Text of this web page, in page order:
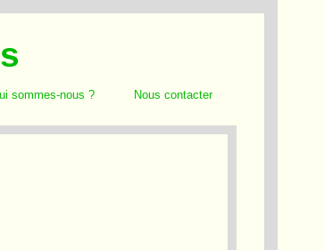
sommes-nous ? Nous contacter